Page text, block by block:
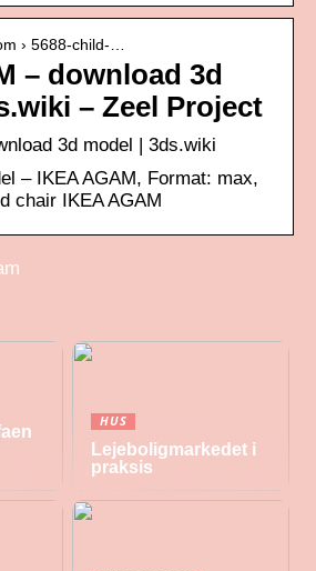
› 5688-child-…
– download 3d
– Zeel Project
3d model | 3ds.wiki
– IKEA AGAM, Format: max,
chair IKEA AGAM
HUS
Lejeboligmarkedet i
praksis